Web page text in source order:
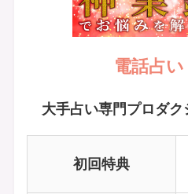
電話占
大手占い専門プロダ
初回特典